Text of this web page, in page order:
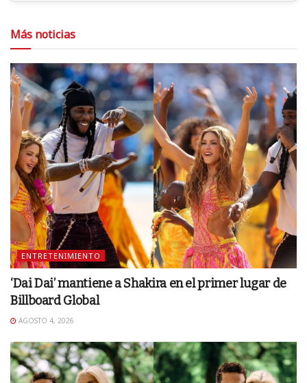
Más noticias
ENTRETENIMIENTO
‘Dai Dai’ mantiene a Shakira en el primer lugar de
Billboard Global
AGOSTO 4, 2026